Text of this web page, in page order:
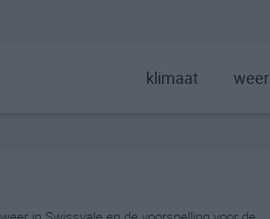
klimaat weer